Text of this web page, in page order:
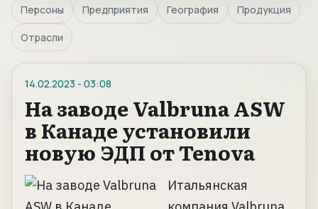
Персоны Предприятия География Продукция
Отрасли
14.02.2023 - 03:08
На заводе Valbruna ASW
в Канаде установили
новую ЭДП от Tenova
Итальянская